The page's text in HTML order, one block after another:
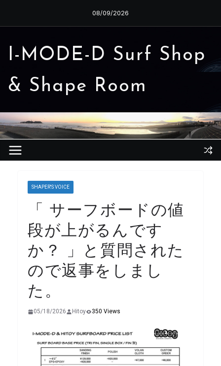
ッ
プ
08/09/2026
I-MODE-D Surf Shop
& Shape Room
SHAPER'S VOICE
「 サーフボードの値
段が上がるんです
か？ 」と質問された
ので返事をしまし
た。
05/18/2026 Hitoy 350 Views